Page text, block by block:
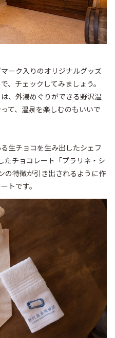
ーク入りのオリジナルグッズ
、チェックしてみましょう。
、外湯めぐりができる野沢温
て、温泉を楽しむのもいいで
生チョコを生み出したシェフ
たチョコレート「プラリネ・シ
の特徴が引き出されるように作
トです。